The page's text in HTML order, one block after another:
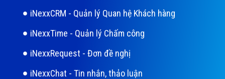
iNexxCRM - Quản lý Quan hệ Khách hàng
iNexxTime - Quản lý Chấm công
iNexxRequest - Đơn đề nghị
iNexxChat - Tin nhắn, thảo luận